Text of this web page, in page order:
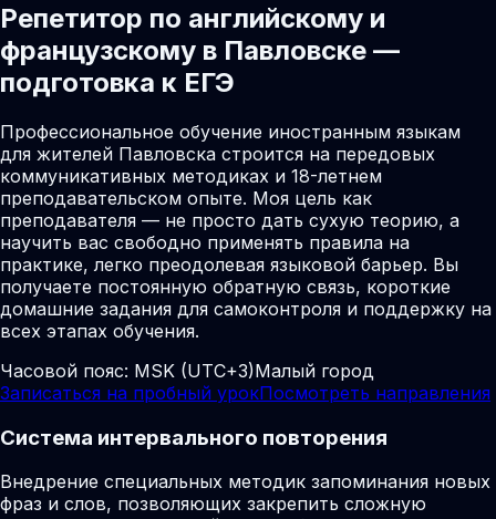
Репетитор по английскому и
французскому в Павловске —
подготовка к ЕГЭ
Профессиональное обучение иностранным языкам
для жителей Павловска строится на передовых
коммуникативных методиках и 18-летнем
преподавательском опыте. Моя цель как
преподавателя — не просто дать сухую теорию, а
научить вас свободно применять правила на
практике, легко преодолевая языковой барьер. Вы
получаете постоянную обратную связь, короткие
домашние задания для самоконтроля и поддержку на
всех этапах обучения.
Часовой пояс: MSK (UTC+3)Малый город
Записаться на пробный урокПосмотреть направления
Система интервального повторения
Внедрение специальных методик запоминания новых
фраз и слов, позволяющих закрепить сложную